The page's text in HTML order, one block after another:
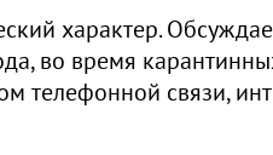
характер.
во время
телефонной связи,